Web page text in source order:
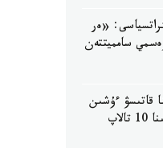
«ەر
سامميتتەن
قاتىسۋ ءۇشىن
حالىقارالىق فۋتبول فەدەراتسياسىنا 10 تالاپ